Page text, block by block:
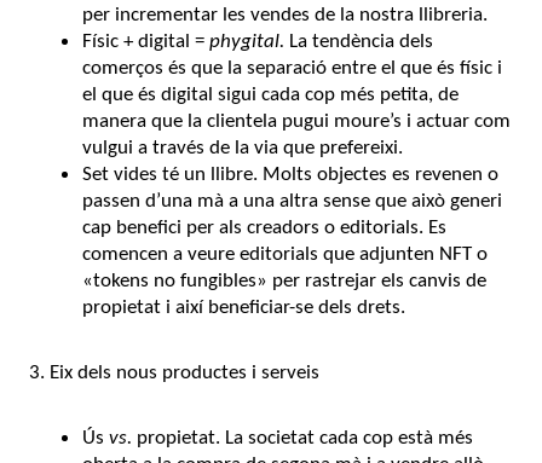
per incrementar les vendes de la nostra llibreria.
Físic + digital = phygital. La tendència dels
comerços és que la separació entre el que és físic i
el que és digital sigui cada cop més petita, de
manera que la clientela pugui moure’s i actuar com
vulgui a través de la via que prefereixi.
Set vides té un llibre. Molts objectes es revenen o
passen d’una mà a una altra sense que això generi
cap benefici per als creadors o editorials. Es
comencen a veure editorials que adjunten NFT o
«tokens no fungibles» per rastrejar els canvis de
propietat i així beneficiar-se dels drets.
3. Eix dels nous productes i serveis
Ús vs. propietat. La societat cada cop està més